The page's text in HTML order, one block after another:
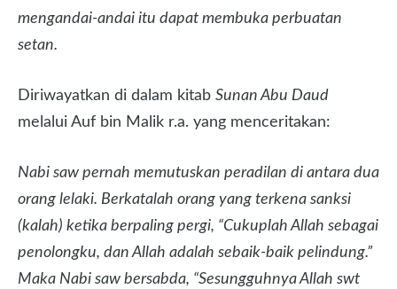
mengandai-andai itu dapat membuka perbuatan
setan.
Diriwayatkan di dalam kitab Sunan Abu Daud
melalui Auf bin Malik r.a. yang menceritakan:
Nabi saw pernah memutuskan peradilan di antara dua
orang lelaki. Berkatalah orang yang terkena sanksi
(kalah) ketika berpaling pergi, “Cukuplah Allah sebagai
penolongku, dan Allah adalah sebaik-baik pelindung.”
Maka Nabi saw bersabda, “Sesungguhnya Allah swt